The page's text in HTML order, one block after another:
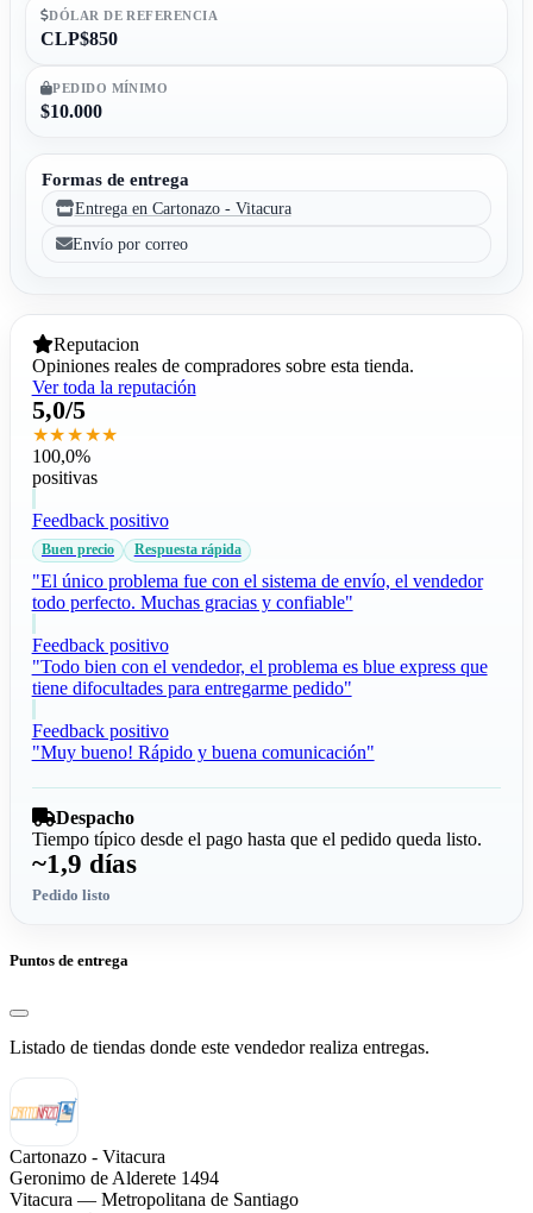
DÓLAR DE REFERENCIA
CLP$850
PEDIDO MÍNIMO
$10.000
Formas de entrega
Entrega en Cartonazo - Vitacura
Envío por correo
Reputacion
Opiniones reales de compradores sobre esta tienda.
Ver toda la reputación
5,0/5
★★★★★
100,0%
positivas
Feedback positivo
Buen precio Respuesta rápida
"El único problema fue con el sistema de envío, el vendedor
todo perfecto. Muchas gracias y confiable"
Feedback positivo
"Todo bien con el vendedor, el problema es blue express que
tiene difocultades para entregarme pedido"
Feedback positivo
"Muy bueno! Rápido y buena comunicación"
Despacho
Tiempo típico desde el pago hasta que el pedido queda listo.
~1,9 días
Pedido listo
Puntos de entrega
Listado de tiendas donde este vendedor realiza entregas.
Cartonazo - Vitacura
Geronimo de Alderete 1494
Vitacura — Metropolitana de Santiago